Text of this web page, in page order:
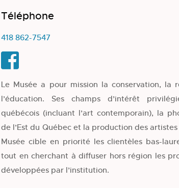
Téléphone
418 862-7547
Le Musée a pour mission la conservation, la
l’éducation. Ses champs d’intérêt
québécois (incluant l’art contemporain), la
de l’Est du Québec et la production des
Musée cible en priorité les clientèles bas-
tout en cherchant à diffuser hors région les
développées par l’institution.